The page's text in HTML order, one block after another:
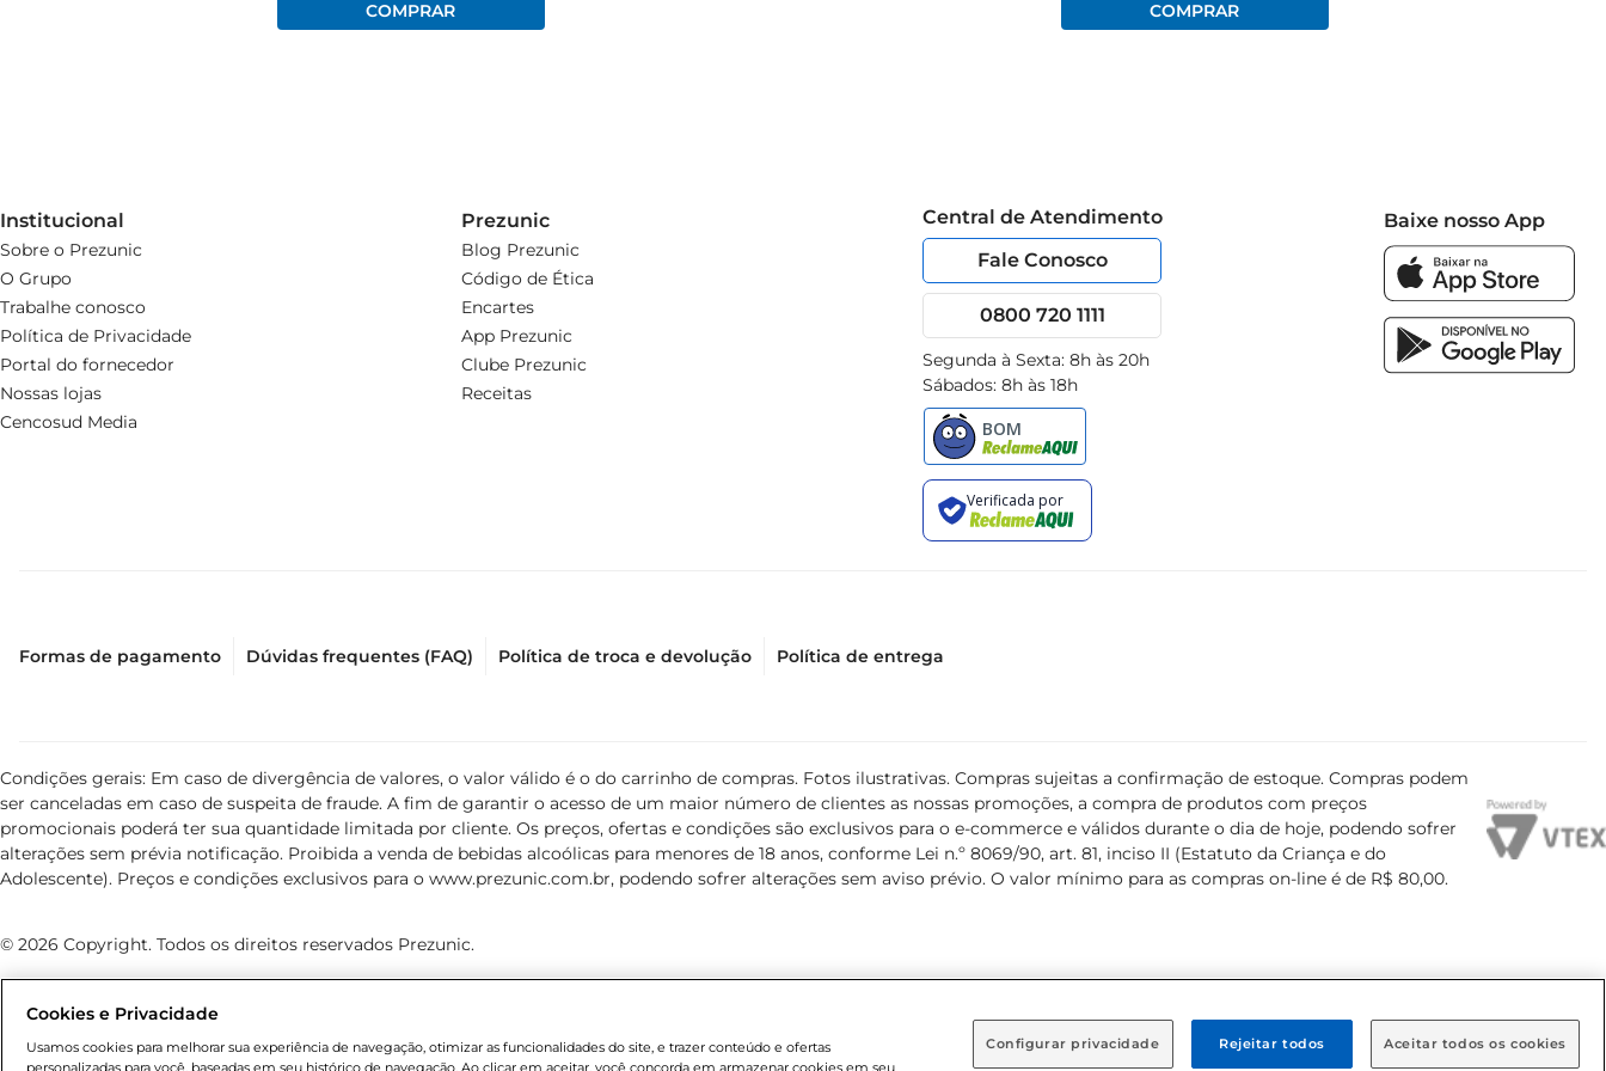
Institucional
Sobre o Prezunic
O Grupo
Trabalhe conosco
Política de Privacidade
Portal do fornecedor
Nossas lojas
Cencosud Media
Prezunic
Blog Prezunic
Código de Ética
Encartes
App Prezunic
Clube Prezunic
Receitas
Central de Atendimento
Fale Conosco
0800 720 1111
Segunda à Sexta: 8h às 20h
Sábados: 8h às 18h
Baixe nosso App
Formas de pagamento Dúvidas frequentes (FAQ) Política de troca e devolução Política de entrega
Condições gerais: Em caso de divergência de valores, o valor válido é o do carrinho de compras. Fotos ilustrativas. Compras sujeitas a confirmação de estoque. Compras podem
ser canceladas em caso de suspeita de fraude. A fim de garantir o acesso de um maior número de clientes as nossas promoções, a compra de produtos com preços
promocionais poderá ter sua quantidade limitada por cliente. Os preços, ofertas e condições são exclusivos para o e-commerce e válidos durante o dia de hoje, podendo sofrer
alterações sem prévia notificação. Proibida a venda de bebidas alcoólicas para menores de 18 anos, conforme Lei n.º 8069/90, art. 81, inciso II (Estatuto da Criança e do
Adolescente). Preços e condições exclusivos para o www.prezunic.com.br, podendo sofrer alterações sem aviso prévio. O valor mínimo para as compras on-line é de R$ 80,00.
© 2026 Copyright. Todos os direitos reservados Prezunic.
Cookies e Privacidade
Usamos cookies para melhorar sua experiência de navegação, otimizar as funcionalidades do site, e trazer conteúdo e ofertas
personalizadas para você, baseadas em seu histórico de navegação. Ao clicar em aceitar, você concorda em armazenar cookies em seu
Configurar privacidade Rejeitar todos Aceitar todos os cookies